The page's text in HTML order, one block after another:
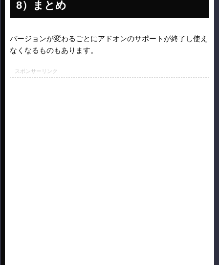
まとめ
バージョンが変わるごとにアドオンのサポートが終了し使え
なくなるものもあります。